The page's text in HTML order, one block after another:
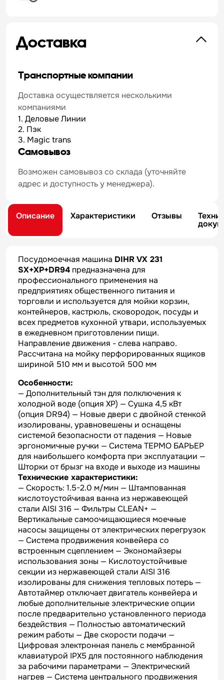
Доставка
Транспортные компании
Доставка осуществляется несколькими
компаниями
1. Деловые Линии
2. Пэк
3. Magic trans
Самовывоз
Возможен самовывоз со склада (уточняйте
адрес и доступность у менеджера).
Описание Характеристики Отзывы
Посудомоечная машина DIHR VX 231
SX+XP+DR94 предназначена для
профессионального применения на
предприятиях общественного питания и
торговли и используется для мойки корзин,
контейнеров, кастрюль, сковородок, посуды и
всех предметов кухонной утвари, используемых
в ежедневном приготовлении пищи.
Направление движения - слева направо.
Рассчитана на мойку перфорированных ящиков
шириной 510 мм и высотой 500 мм
Особенности:
— Дополнительный тэн для полключения к
холодной воде (опция XP) — Сушка 4,5 кВт
(опция DR94) — Новые двери с двойной стенкой
изолированы, уравновешены и оснащены
системой безопасности от падения — Новые
эргономичные ручки — Система ТЕРМО БАРЬЕР
для наибольшего комфорта при эксплуатации —
Шторки от брызг на входе и выходе из машины
Технические характеристики:
— Скорость: 1.5-2.0 м/мин — Штампованная
кислотоустойчивая ванна из нержавеющей
стали AISI 316 — Фильтры CLEAN+ —
Вертикальные самоочищающиеся моечные
насосы защищены от электрических перегрузок
— Система продвижения конвейера со
встроенным сцеплением — Экономайзеры
использования зоны — Кислотоустойчивые
секции из нержавеющей стали AISI 316
изолированы для снижения тепловых потерь —
Автотаймер отключает двигатель конвейера и
любые дополнительные электрические опции
после предварительно установленного периода
бездействия — Полностью автоматический
режим работы — Две скорости подачи —
Цифровая электронная панель с мембранной
клавиатурой IPX5 для постоянного наблюдения
за рабочими параметрами — Электрический
нагрев — Система центрального продвижения